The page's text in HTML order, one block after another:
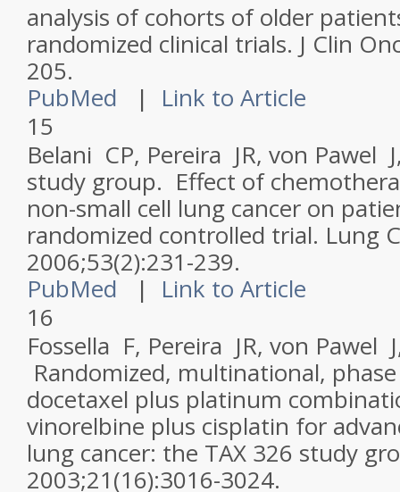
analysis of cohorts of older
randomized clinical trials. J Clin
205.
PubMed
| Link to Article
15
Belani CP, Pereira JR, von Pawel
study group. Effect of
non-small cell lung cancer on
randomized controlled trial. Lung
2006;53(2):231-239.
PubMed
| Link to Article
16
Fossella F, Pereira JR, von Pawel
Randomized, multinational,
docetaxel plus platinum
vinorelbine plus cisplatin for
lung cancer: the TAX 326 study
2003;21(16):3016-3024.